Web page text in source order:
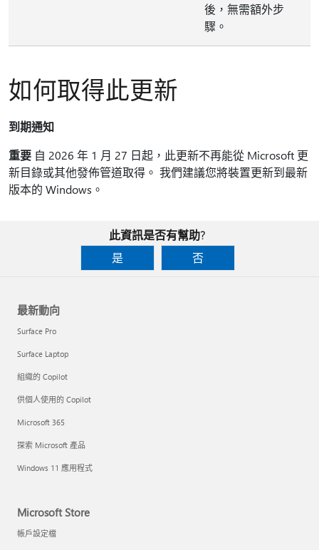
後，無需額外步
驟。
如何取得此更新
到期通知
重要 自 2026 年 1 月 27 日起，此更新不再能從 Microsoft 更
新目錄或其他發佈管道取得。 我們建議您將裝置更新到最新
版本的 Windows。
此資訊是否有幫助?
是
否
最新動向
Surface Pro
Surface Laptop
組織的 Copilot
供個人使用的 Copilot
Microsoft 365
探索 Microsoft 產品
Windows 11 應用程式
Microsoft Store
帳戶設定檔